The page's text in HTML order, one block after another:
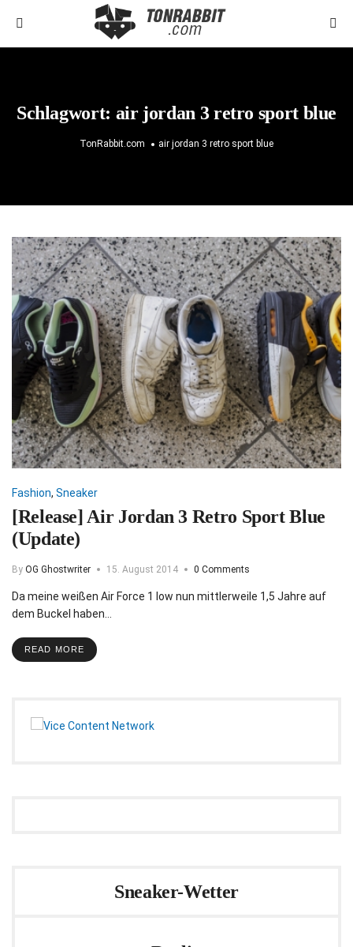
Schlagwort: air jordan 3 retro sport blue
TonRabbit.com air jordan 3 retro sport blue
Fashion, Sneaker
[Release] Air Jordan 3 Retro Sport Blue
(Update)
By OG Ghostwriter 15. August 2014 0 Comments
Da meine weißen Air Force 1 low nun mittlerweile 1,5 Jahre auf
dem Buckel haben…
READ MORE
Sneaker-Wetter